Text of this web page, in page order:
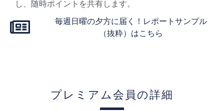
し、随時ポイントを共有します。
毎週日曜の夕方に届く！レポートサンプル
（抜粋）はこちら
プレミアム会員の詳細